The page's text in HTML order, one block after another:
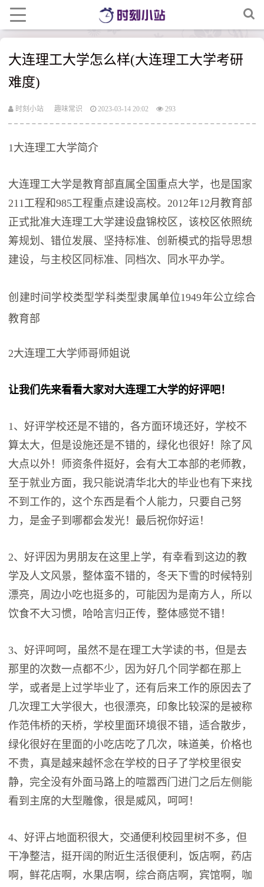
大连理工大学怎么样(大连理工大学考研
难度)
时刻小站 趣味常识 2023-03-14 20:02 293
1大连理工大学简介
大连理工大学是教育部直属全国重点大学，也是国家
211工程和985工程重点建设高校。2012年12月教育部
正式批准大连理工大学建设盘锦校区，该校区依照统
筹规划、错位发展、坚持标准、创新模式的指导思想
建设，与主校区同标准、同档次、同水平办学。
创建时间学校类型学科类型隶属单位1949年公立综合
教育部
2大连理工大学师哥师姐说
让我们先来看看大家对大连理工大学的好评吧！
1、好评学校还是不错的，各方面环境还好，学校不
算太大，但是设施还是不错的，绿化也很好！除了风
大点以外！师资条件挺好，会有大工本部的老师教，
至于就业方面，我只能说清华北大的毕业也有下来找
不到工作的，这个东西是看个人能力，只要自己努
力，是金子到哪都会发光！最后祝你好运！
2、好评因为男朋友在这里上学，有幸看到这边的教
学及人文风景，整体蛮不错的，冬天下雪的时候特别
漂亮，周边小吃也挺多的，可能因为是南方人，所以
饮食不大习惯，哈哈言归正传，整体感觉不错！
3、好评呵呵，虽然不是在理工大学读的书，但是去
那里的次数一点都不少，因为好几个同学都在那上
学，或者是上过学毕业了，还有后来工作的原因去了
几次理工大学很大，也很漂亮，印象比较深的是被称
作范伟桥的天桥，学校里面环境很不错，适合散步，
绿化很好在里面的小吃店吃了几次，味道美，价格也
不贵，真是越来越怀念在学校的日子了学校里很安
静，完全没有外面马路上的喧嚣西门进门之后左侧能
看到主席的大型雕像，很是威风，呵呵！
4、好评占地面积很大，交通便利校园里树不多，但
干净整洁，挺开阔的附近生活很便利，饭店啊，药店
啊，鲜花店啊，水果店啊，综合商店啊，宾馆啊，咖